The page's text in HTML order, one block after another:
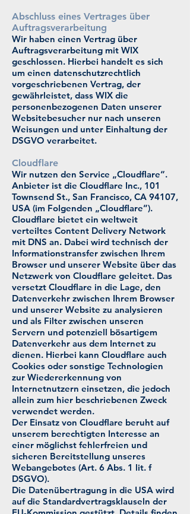
Abschluss eines Vertrages über
Auftragsverarbeitung
Wir haben einen Vertrag über
Auftragsverarbeitung mit WIX
geschlossen. Hierbei handelt es sich
um einen datenschutzrechtlich
vorgeschriebenen Vertrag, der
gewährleistet, dass WIX die
personenbezogenen Daten unserer
Websitebesucher nur nach unseren
Weisungen und unter Einhaltung der
DSGVO verarbeitet.
Cloudflare
Wir nutzen den Service „Cloudflare“.
Anbieter ist die Cloudflare Inc., 101
Townsend St., San Francisco, CA 94107,
USA (im Folgenden „Cloudflare”).
Cloudflare bietet ein weltweit
verteiltes Content Delivery Network
mit DNS an. Dabei wird technisch der
Informationstransfer zwischen Ihrem
Browser und unserer Website über das
Netzwerk von Cloudflare geleitet. Das
versetzt Cloudflare in die Lage, den
Datenverkehr zwischen Ihrem Browser
und unserer Website zu analysieren
und als Filter zwischen unseren
Servern und potenziell bösartigem
Datenverkehr aus dem Internet zu
dienen. Hierbei kann Cloudflare auch
Cookies oder sonstige Technologien
zur Wiedererkennung von
Internetnutzern einsetzen, die jedoch
allein zum hier beschriebenen Zweck
verwendet werden.
Der Einsatz von Cloudflare beruht auf
unserem berechtigten Interesse an
einer möglichst fehlerfreien und
sicheren Bereitstellung unseres
Webangebotes (Art. 6 Abs. 1 lit. f
DSGVO).
Die Datenübertragung in die USA wird
auf die Standardvertragsklauseln der